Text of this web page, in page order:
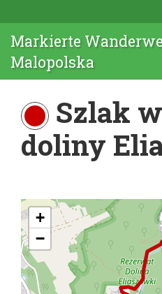
Markierte
Malopolska
Szlak
doliny
+
−